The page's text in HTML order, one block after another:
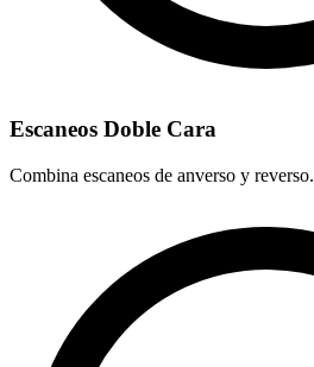
Escaneos Doble Cara
Combina escaneos de anverso y reverso.